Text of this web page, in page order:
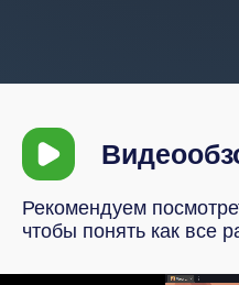
Рекомендуем
чтобы понять как все